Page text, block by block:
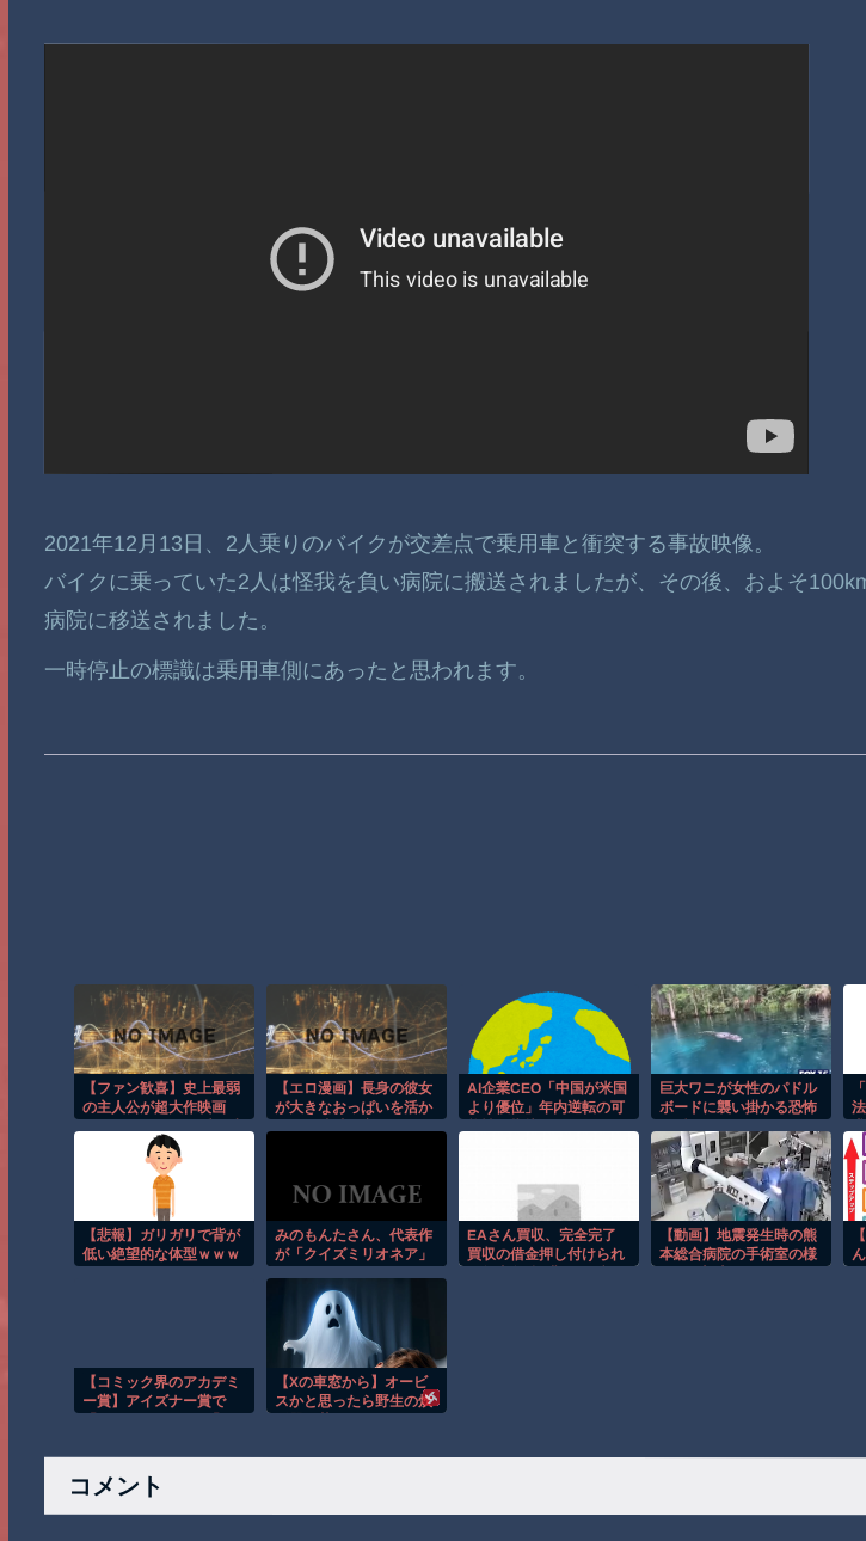
2021年12月13日、2人乗りのバイクが交差点で乗用車と衝突する事故映像。
バイクに乗っていた2人は怪我を負い病院に搬送されましたが、その後、およそ
病院に移送されました。
一時停止の標識は乗用車側にあったと思われます。
【ファン歓喜】史上最弱
の主人公が超大作映画
【エロ漫画】長身の彼女
が大きなおっぱいを活か
AI企業CEO「中国が米国
より優位」年内逆転の可
巨大ワニが女性のパドル
ボードに襲い掛かる恐怖
【悲報】ガリガリで背が
低い絶望的な体型ｗｗｗ
みのもんたさん、代表作
が「クイズミリオネア」
EAさん買収、完全完了
買収の借金押し付けられ
【動画】地震発生時の熊
本総合病院の手術室の様
【コミック界のアカデミ
ー賞】アイズナー賞で
ん、 2024年に逝去され
た鳥山明さんが殿堂入
り。「Dr.スランプ」「ド
ラゴンボール」
【Xの車窓から】オービ
スかと思ったら野生の炊
コメント